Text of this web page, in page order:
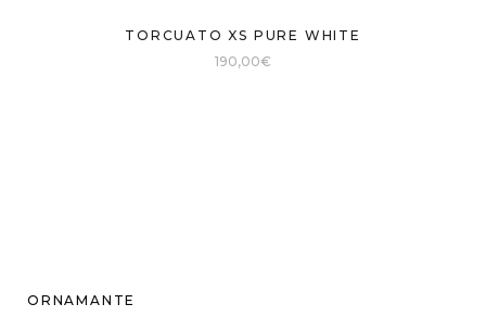
TORCUATO XS PURE WHITE
190,00€
ORNAMANTE